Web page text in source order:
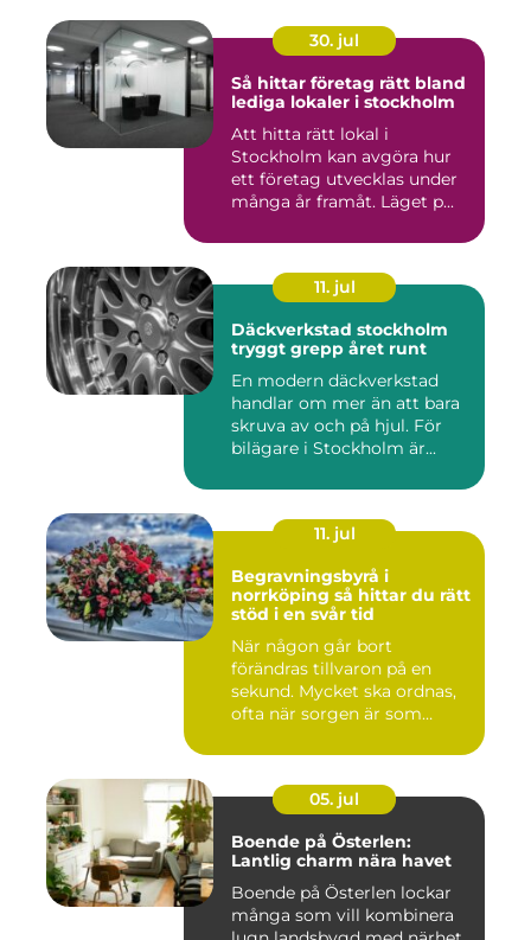
30. jul
Så hittar företag rätt bland
lediga lokaler i stockholm
Att hitta rätt lokal i
Stockholm kan avgöra hur
ett företag utvecklas under
många år framåt. Läget p...
11. jul
Däckverkstad stockholm
tryggt grepp året runt
En modern däckverkstad
handlar om mer än att bara
skruva av och på hjul. För
bilägare i Stockholm är...
11. jul
Begravningsbyrå i
norrköping så hittar du rätt
stöd i en svår tid
När någon går bort
förändras tillvaron på en
sekund. Mycket ska ordnas,
ofta när sorgen är som
05. jul
Boende på Österlen:
Lantlig charm nära havet
Boende på Österlen lockar
många som vill kombinera